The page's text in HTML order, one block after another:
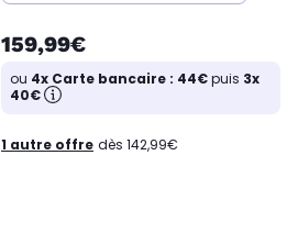
159,99€
ou 4x Carte bancaire : 44€puis 3x
40€
1 autre offre dès 142,99€